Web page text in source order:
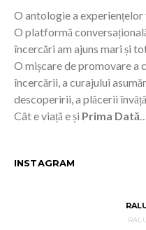
O antologie a
O platformă
încercări am ajuns mari și
O mișcare de promovare a
încercării, a curajului
descoperirii, a plăcerii
Cât e viață e și Prima Dată
INSTAGRAM